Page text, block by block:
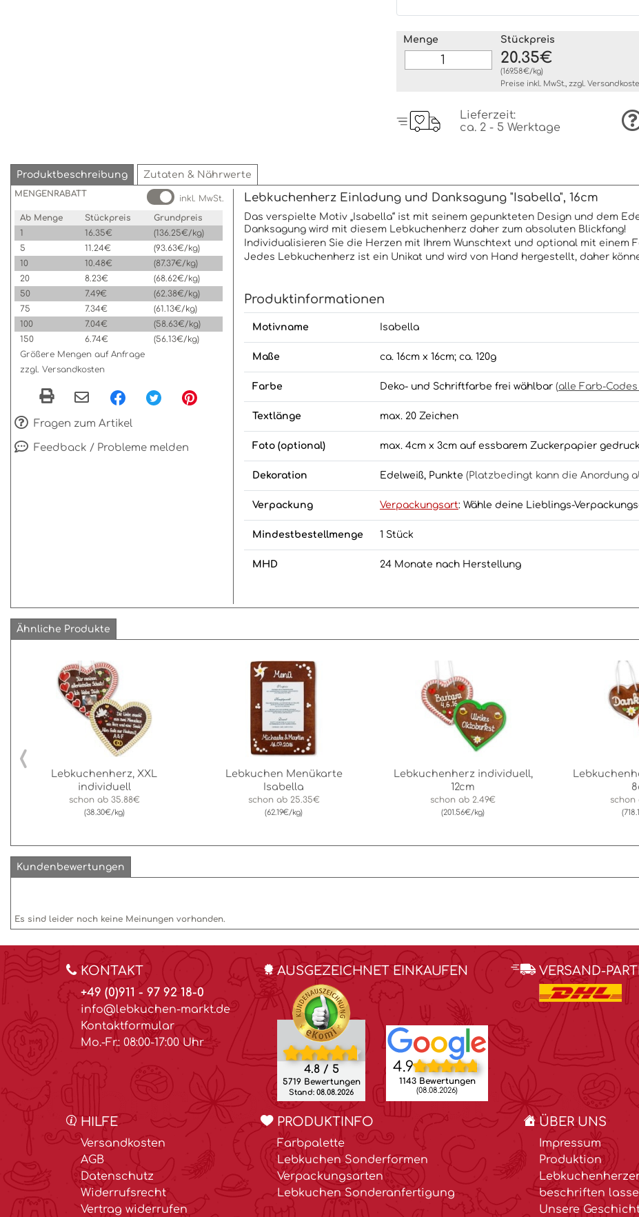
Menge Stückpreis
20.35€
(169.58€/kg)
Preise inkl. MwSt., zzgl.
Lieferzeit:
ca. 2 - 5 Werktage
Produktbeschreibung Zutaten & Nährwerte
MENGENRABATT
inkl. MwSt.
Ab Menge
Stückpreis
Grundpreis
1
16.35€
(136.25€/kg)
5
11.24€
(93.63€/kg)
10
10.48€
(87.37€/kg)
20
8.23€
(68.62€/kg)
50
7.49€
(62.38€/kg)
75
7.34€
(61.13€/kg)
100
7.04€
(58.63€/kg)
150
6.74€
(56.13€/kg)
Größere Mengen auf Anfrage
zzgl. Versandkosten
Fragen zum Artikel
Feedback / Probleme melden
Lebkuchenherz Einladung und Danksagung "Isabella", 16cm
Das verspielte Motiv „Isabella“ ist mit seinem gepunkteten Design und dem
Danksagung wird mit diesem Lebkuchenherz daher zum absoluten Blickfang!
Individualisieren Sie die Herzen mit Ihrem Wunschtext und optional mit einem
Jedes Lebkuchenherz ist ein Unikat und wird von Hand hergestellt, daher
Produktinformationen
Motivname Isabella
Maße ca. 16cm x 16cm; ca. 120g
Farbe Deko- und Schriftfarbe frei wählbar (alle Farb-
Textlänge max. 20 Zeichen
Foto (optional) max. 4cm x 3cm auf essbarem Zuckerpapier
Dekoration Edelweiß, Punkte (Platzbedingt kann die Anordung
Verpackung Verpackungsart: Wähle deine Lieblings-
Mindestbestellmenge 1 Stück
MHD 24 Monate nach Herstellung
Ähnliche Produkte
Lebkuchenherz, XXL
individuell
schon ab 35.88€
(38.30€/kg)
Lebkuchen Menükarte
Isabella
schon ab 25.35€
(62.19€/kg)
Lebkuchenherz individuell,
12cm
schon ab 2.49€
(201.56€/kg)
schon
‹
Kundenbewertungen
Es sind leider noch keine Meinungen vorhanden.
KONTAKT
+49 (0)911 - 97 92 18-0
info@lebkuchen-markt.de
Kontaktformular
Mo.-Fr.: 08:00-17:00 Uhr
AUSGEZEICHNET EINKAUFEN
4.8 / 5
5719 Bewertungen
Stand: 08.08.2026
4.9
1143 Bewertungen
(08.08.2026)
VERSAND-
HILFE
Versandkosten
AGB
Datenschutz
Widerrufsrecht
Vertrag widerrufen
PRODUKTINFO
Farbpalette
Lebkuchen Sonderformen
Verpackungsarten
Lebkuchen Sonderanfertigung
ÜBER UNS
Impressum
Produktion
beschriften
Unsere